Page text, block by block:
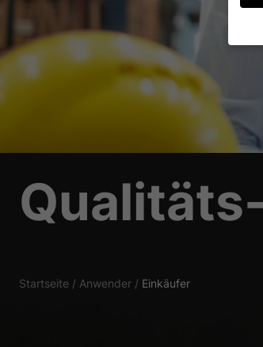
Startseite / Anwender / Einkäufer